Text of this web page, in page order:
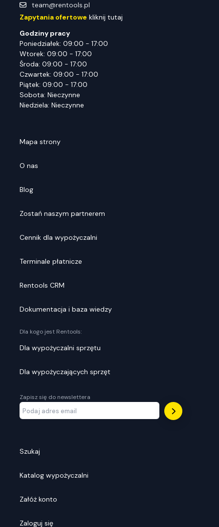
team@rentools.pl
Zapytania ofertowe kliknij tutaj
Godziny pracy
Poniedziałek: 09:00 - 17:00
Wtorek: 09:00 - 17:00
Środa: 09:00 - 17:00
Czwartek: 09:00 - 17:00
Piątek: 09:00 - 17:00
Sobota: Nieczynne
Niedziela: Nieczynne
Mapa strony
O nas
Blog
Zostań naszym partnerem
Cennik dla wypożyczalni
Terminale płatnicze
Rentools CRM
Dokumentacja i baza wiedzy
Dla kogo jest Rentools:
Dla wypożyczalni sprzętu
Dla wypożyczających sprzęt
Zapisz się do newslettera
Szukaj
Katalog wypożyczalni
Załóż konto
Zaloguj się